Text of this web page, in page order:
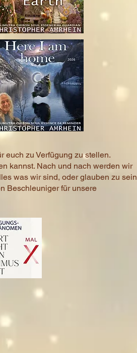
euch zu Verfügung zu stellen.
kannst. Nach und nach werden wir
was wir sind, oder glauben zu sein
Beschleuniger für unsere